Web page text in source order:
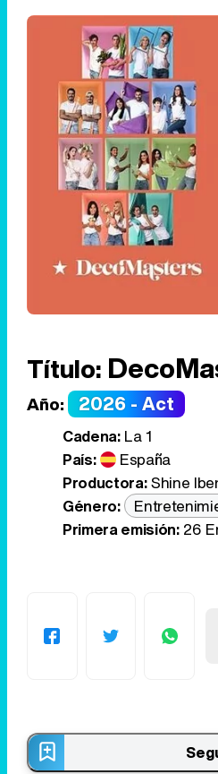
Título:
Año: 2026 - Act
Cadena:La 1
País:
España
Productora:Shine
Género:
Primera emisión:26